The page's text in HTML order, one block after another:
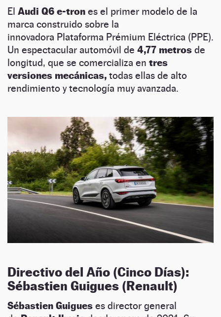
El Audi Q6 e-tron es el primer modelo de la
marca construido sobre la
innovadora Plataforma Prémium Eléctrica (PPE).
Un espectacular automóvil de 4,77 metros de
longitud, que se comercializa en tres
versiones mecánicas, todas ellas de alto
rendimiento y tecnología muy avanzada.
Directivo del Año (Cinco Días):
Sébastien Guigues (Renault)
Sébastien Guigues es director general